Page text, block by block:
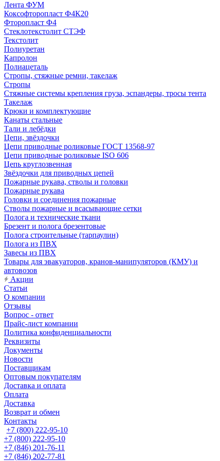
Лента ФУМ
Коксофторопласт Ф4К20
Фторопласт Ф4
Стеклотекстолит СТЭФ
Текстолит
Полиуретан
Капролон
Полиацеталь
Стропы, стяжные ремни, такелаж
Стропы
Стяжные системы крепления груза, эспандеры, тросы тента
Такелаж
Крюки и комплектующие
Канаты стальные
Тали и лебёдки
Цепи, звёздочки
Цепи приводные роликовые ГОСТ 13568-97
Цепи приводные роликовые ISO 606
Цепь круглозвенная
Звёздочки для приводных цепей
Пожарные рукава, стволы и головки
Пожарные рукава
Головки и соединения пожарные
Стволы пожарные и всасывающие сетки
Полога и технические ткани
Брезент и полога брезентовые
Полога строительные (тарпаулин)
Полога из ПВХ
Завесы из ПВХ
Товары для эвакуаторов, кранов-манипуляторов (КМУ) и
автовозов
Акции
Статьи
О компании
Отзывы
Вопрос - ответ
Прайс-лист компании
Политика конфиденциальности
Реквизиты
Документы
Новости
Поставщикам
Оптовым покупателям
Доставка и оплата
Оплата
Доставка
Возврат и обмен
Контакты
+7 (800) 222-95-10
+7 (800) 222-95-10
+7 (846) 201-76-11
+7 (846) 202-77-81